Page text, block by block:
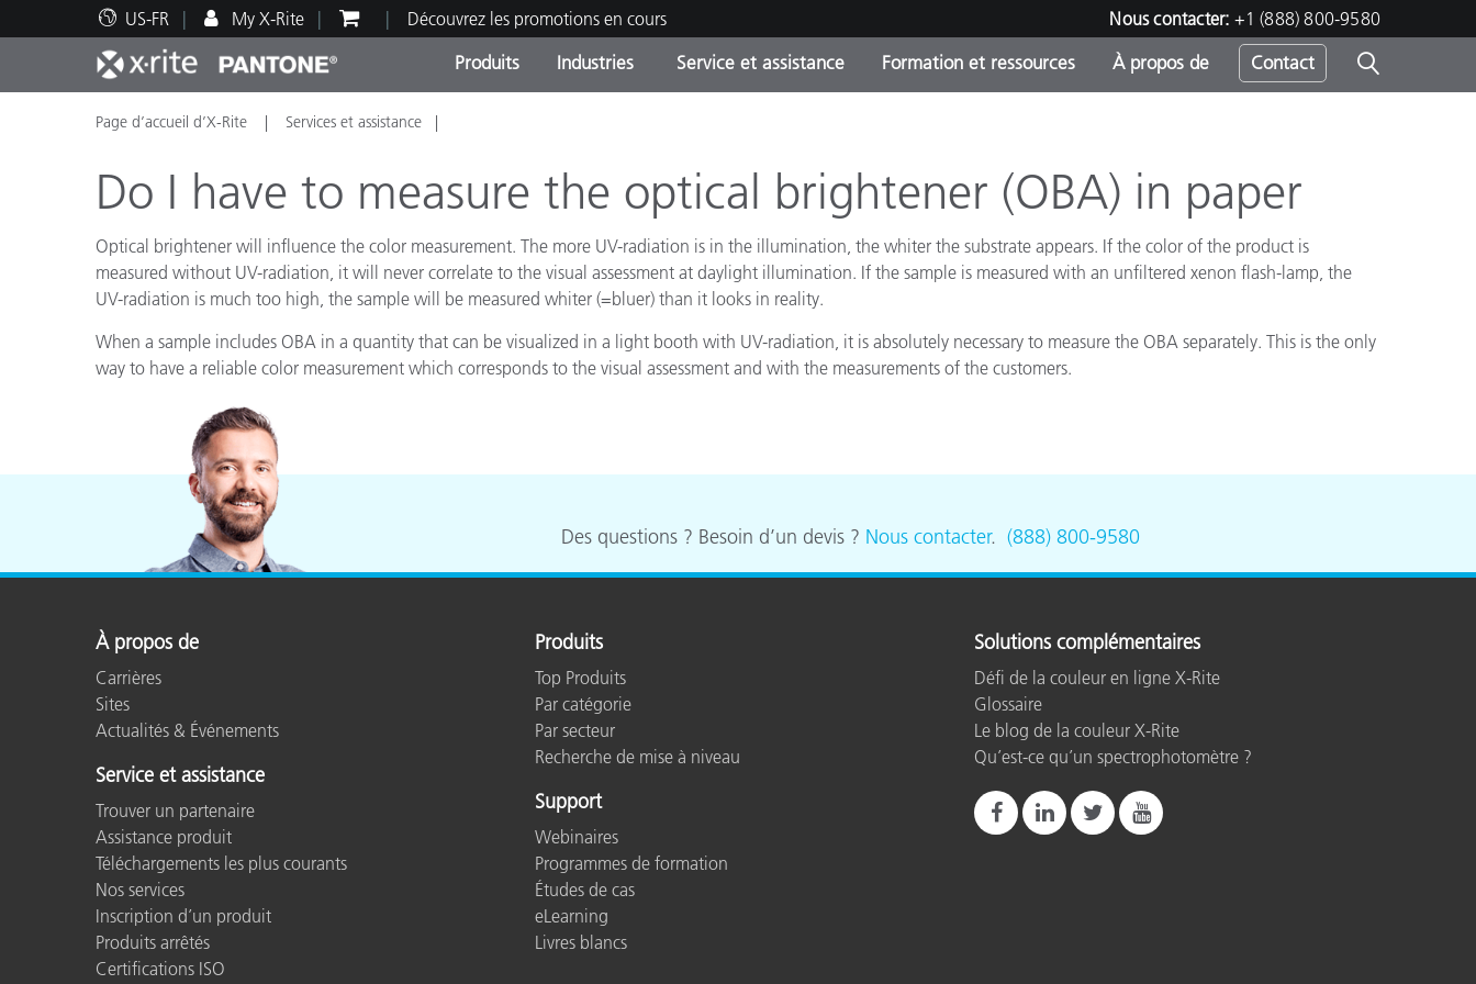
US-FR My X-Rite Découvrez les promotions en cours Nous contacter: +1 (888) 800-9580
Produits
Top Produits
Promotions et Ventes Flash
Online Store
Industries
Impression et Emballage
Automobile
Plastiques
Textile
Biens de Consommation
Emballés
Papier
Matériaux de Construction
Service et assistance
Assistance technique
Formation et ressources
Ressources éducatives
Brand Experience Center
Meilleurs téléchargements
À propos de Contact
Page d’accueil d’X-Rite Services et assistance
Do I have to measure the optical brightener (OBA) in paper
Optical brightener will influence the color measurement. The more UV-radiation is in the illumination, the whiter the substrate appears. If the color of the product is
measured without UV-radiation, it will never correlate to the visual assessment at daylight illumination. If the sample is measured with an unfiltered xenon flash-lamp, the
UV-radiation is much too high, the sample will be measured whiter (=bluer) than it looks in reality.
When a sample includes OBA in a quantity that can be visualized in a light booth with UV-radiation, it is absolutely necessary to measure the OBA separately. This is the only
way to have a reliable color measurement which corresponds to the visual assessment and with the measurements of the customers.
Des questions ? Besoin d’un devis ? Nous contacter. (888) 800-9580
À propos de
Carrières
Sites
Actualités & Événements
Service et assistance
Trouver un partenaire
Assistance produit
Téléchargements les plus courants
Nos services
Inscription d’un produit
Produits arrêtés
Certifications ISO
Produits
Top Produits
Par catégorie
Par secteur
Recherche de mise à niveau
Support
Webinaires
Programmes de formation
Études de cas
eLearning
Livres blancs
Solutions complémentaires
Défi de la couleur en ligne X-Rite
Glossaire
Le blog de la couleur X-Rite
Qu’est-ce qu’un spectrophotomètre ?